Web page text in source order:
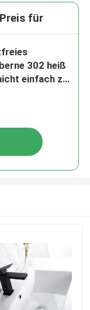
für
302 heiß
einfach zu